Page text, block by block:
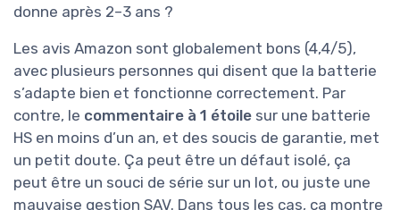
donne après 2–3 ans ?
Les avis Amazon sont globalement bons (4,4/5),
avec plusieurs personnes qui disent que la batterie
s’adapte bien et fonctionne correctement. Par
contre, le commentaire à 1 étoile sur une batterie
HS en moins d’un an, et des soucis de garantie, met
un petit doute. Ça peut être un défaut isolé, ça
peut être un souci de série sur un lot, ou juste une
mauvaise gestion SAV. Dans tous les cas, ça montre